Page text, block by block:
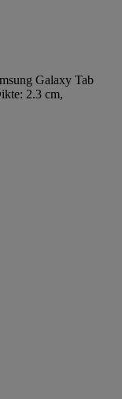
Galaxy Tab
2.3 cm,